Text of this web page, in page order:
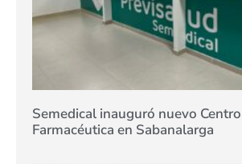
Semedical inauguró nuevo
Farmacéutica en Sabanalarga